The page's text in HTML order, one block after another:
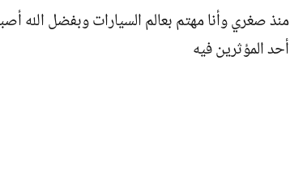
منذ صغري وأنا مهتم بعالم السيارات وبفضل الله
أحد المؤثرين فيه